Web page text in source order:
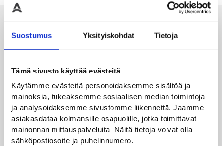
Suostumus Yksityiskohdat Tietoja
Tämä sivusto käyttää evästeitä
Käytämme evästeitä personoidaksemme sisältöä ja
mainoksia, tukeaksemme sosiaalisen median toimintoja
ja analysoidaksemme sivustomme liikennettä. Jaamme
asiakasdataa kolmansille osapuolille, jotka toimittavat
mainonnan mittauspalveluita. Näitä tietoja voivat olla
sähköpostiosoite ja puhelinnumero.
Alan parhaat merkit